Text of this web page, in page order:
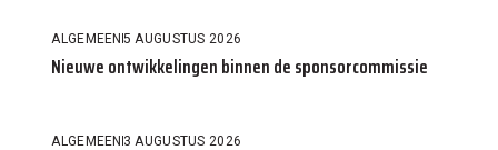
ALGEMEEN5 AUGUSTUS 2026
Nieuwe ontwikkelingen binnen de sponsorcommissie
ALGEMEEN3 AUGUSTUS 2026